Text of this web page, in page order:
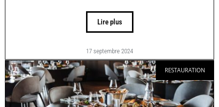
Lire plus
17 septembre 2024
RESTAURATION